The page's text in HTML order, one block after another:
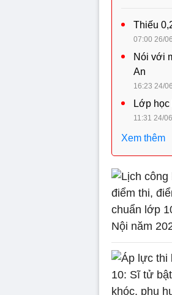
Thiếu
07:00 26/
Nói với
An
16:23 24/
Lớp
11:31 24/
Xem thêm